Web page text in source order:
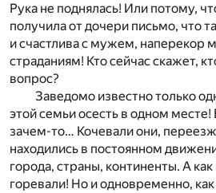
Рука не поднялась! Или потому,
получила от дочери письмо, что
и счастлива с мужем, наперекор
страданиям! Кто сейчас скажет,
вопрос?
Заведомо известно только
этой семьи осесть в одном месте!
зачем-то… Кочевали они,
находились в постоянном
города, страны, континенты. А
горевали! Но и одновременно,